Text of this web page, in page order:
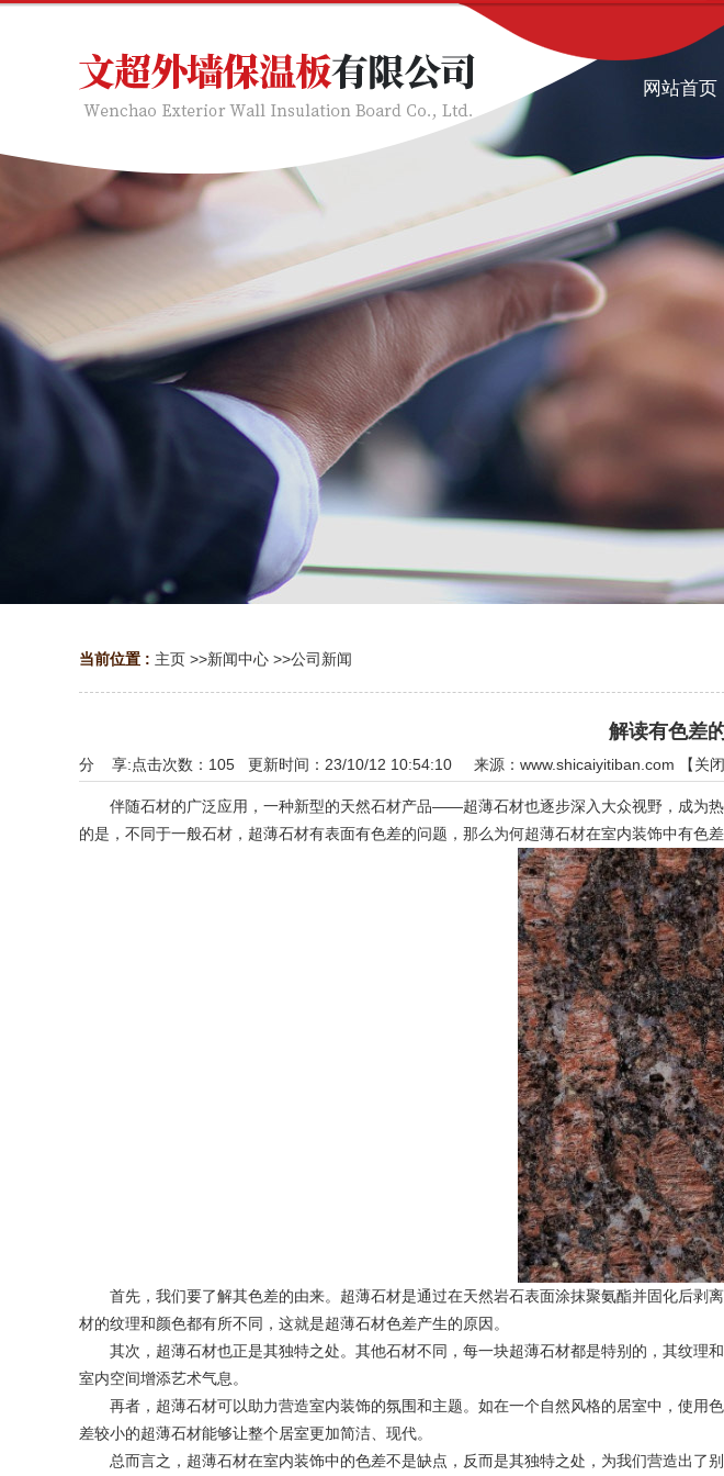
网站首页
当前位置 : 主页 >>新闻中心 >>公司新闻
解读有色差
点击次数： 105 更新时间：23/10/12 10:54:10 来源： www.shicaiyitiban.com 【关闭
分 享:
伴随石材的广泛应用，一种新型的天然石材产品——超薄石材也逐步深入大众视野，成为热
的是，不同于一般石材，超薄石材有表面有色差的问题，那么为何超薄石材在室内装饰中有色
首先，我们要了解其色差的由来。超薄石材是通过在天然岩石表面涂抹聚氨酯并固化后剥
材的纹理和颜色都有所不同，这就是超薄石材色差产生的原因。
其次，超薄石材也正是其独特之处。其他石材不同，每一块超薄石材都是特别的，其纹理
室内空间增添艺术气息。
再者，超薄石材可以助力营造室内装饰的氛围和主题。如在一个自然风格的居室中，使用
差较小的超薄石材能够让整个居室更加简洁、现代。
总而言之，超薄石材在室内装饰中的色差不是缺点，反而是其独特之处，为我们营造出了别